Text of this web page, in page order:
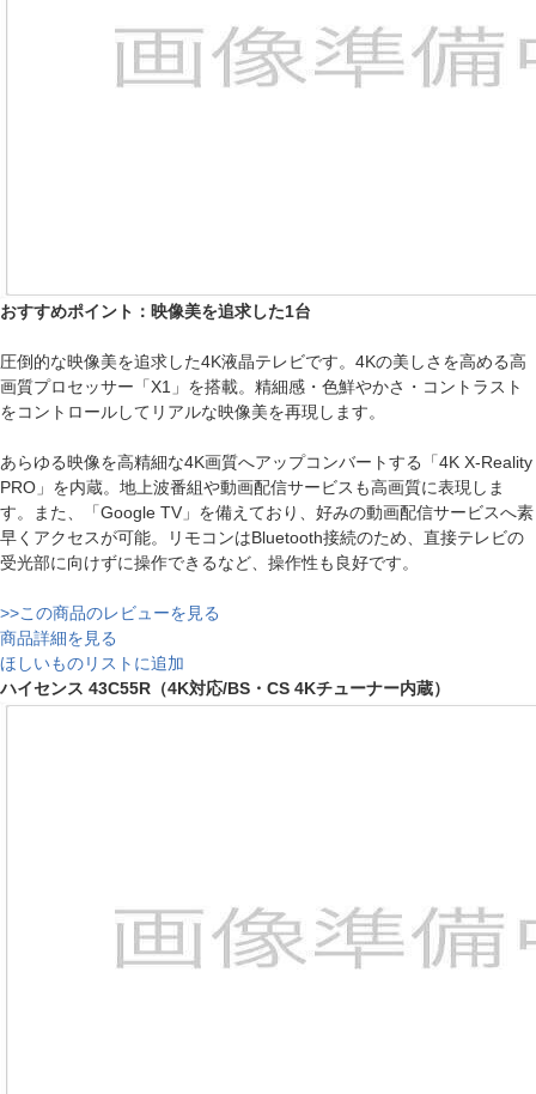
おすすめポイント：映像美を追求した1台
圧倒的な映像美を追求した4K液晶テレビです。4Kの美しさを高める高
画質プロセッサー「X1」を搭載。精細感・色鮮やかさ・コントラスト
をコントロールしてリアルな映像美を再現します。
あらゆる映像を高精細な4K画質へアップコンバートする「4K X-Reality
PRO」を内蔵。地上波番組や動画配信サービスも高画質に表現しま
す。また、「Google TV」を備えており、好みの動画配信サービスへ素
早くアクセスが可能。リモコンはBluetooth接続のため、直接テレビの
受光部に向けずに操作できるなど、操作性も良好です。
>>この商品のレビューを見る
商品詳細を見る
ほしいものリストに追加
ハイセンス 43C55R（4K対応/BS・CS 4Kチューナー内蔵）